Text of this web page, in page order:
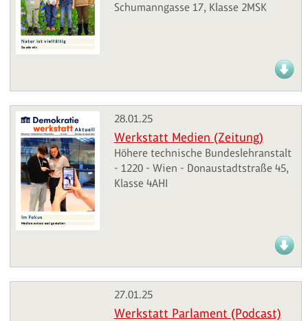
Schumanngasse 17, Klasse 2MSK
28.01.25
Werkstatt Medien (Zeitung)
Höhere technische Bundeslehranstalt
- 1220 - Wien - Donaustadtstraße 45,
Klasse 4AHI
27.01.25
Werkstatt Parlament (Podcast)